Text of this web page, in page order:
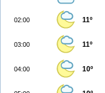
02:00 11º
03:00 11º
04:00 10º